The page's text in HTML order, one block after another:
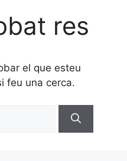
res
el que esteu
feu una cerca.